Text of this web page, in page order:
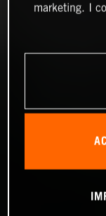
marketing. I